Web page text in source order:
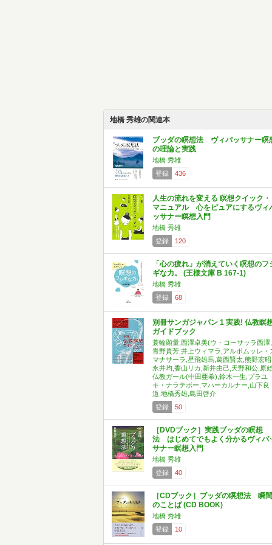
地橋 秀雄の関連本
ブッダの瞑想法 ヴィパッサナー瞑
の理論と実践
地橋 秀雄
登録
436
人生の流れを変える 瞑想クイック・
マニュアル 心をピュアにするヴィ
ッサナー瞑想入門
地橋 秀雄
登録
120
「心の疲れ」が消えていく瞑想のフ
ギな力。 (王様文庫 B 167-1)
地橋 秀雄
登録
68
別冊サンガジャパン 1 実践! 仏教瞑
ガイドブック
蓑輪顕量,西澤卓美(ウ・コーサッラ西澤,
青野貴芳,井上ウィマラ,アルボムッレ・
マナサーラ,星飛雄馬,葛西賢太,熊野宏昭,
永井均,香山リカ,新井由己,天野和公,原
仏教ガール(中田亜希),鈴木一生,プラユ
キ・ナラテボー,マハーカルナー,山下良
道,地橋秀雄,島田啓介
登録
50
［DVDブック］実践ブッダの瞑想
法 はじめてでもよく分かるヴィパ
サナー瞑想入門
地橋 秀雄
登録
40
［CDブック］ブッダの瞑想法 瞬間
のことば (CD BOOK)
地橋 秀雄
登録
10